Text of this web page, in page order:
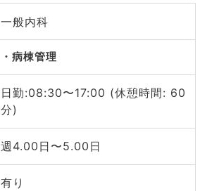
一般内科
病棟管理
日勤:08:30〜17:00 (休憩時間: 60
分)
週4.00日〜5.00日
有り